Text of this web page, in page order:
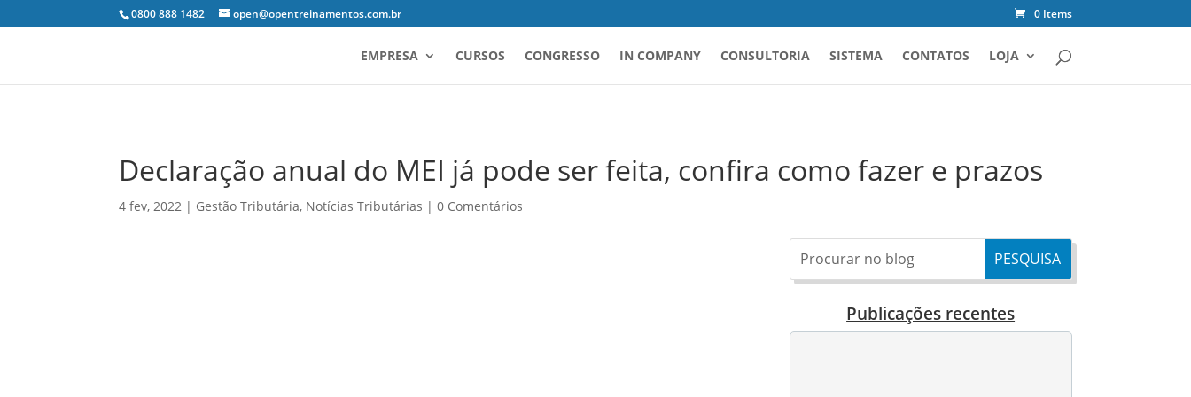
0800 888 1482 open@opentreinamentos.com.br 0 Items
EMPRESA CURSOS CONGRESSO IN COMPANY CONSULTORIA SISTEMA CONTATOS LOJA
Declaração anual do MEI já pode ser feita, confira como fazer e prazos
4 fev, 2022 | Gestão Tributária, Notícias Tributárias |0 Comentários
Publicações recentes